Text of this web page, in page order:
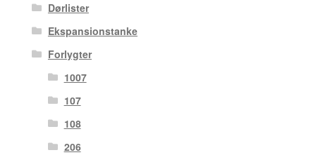
Dørlister
Ekspansionstanke
Forlygter
1007
107
108
206